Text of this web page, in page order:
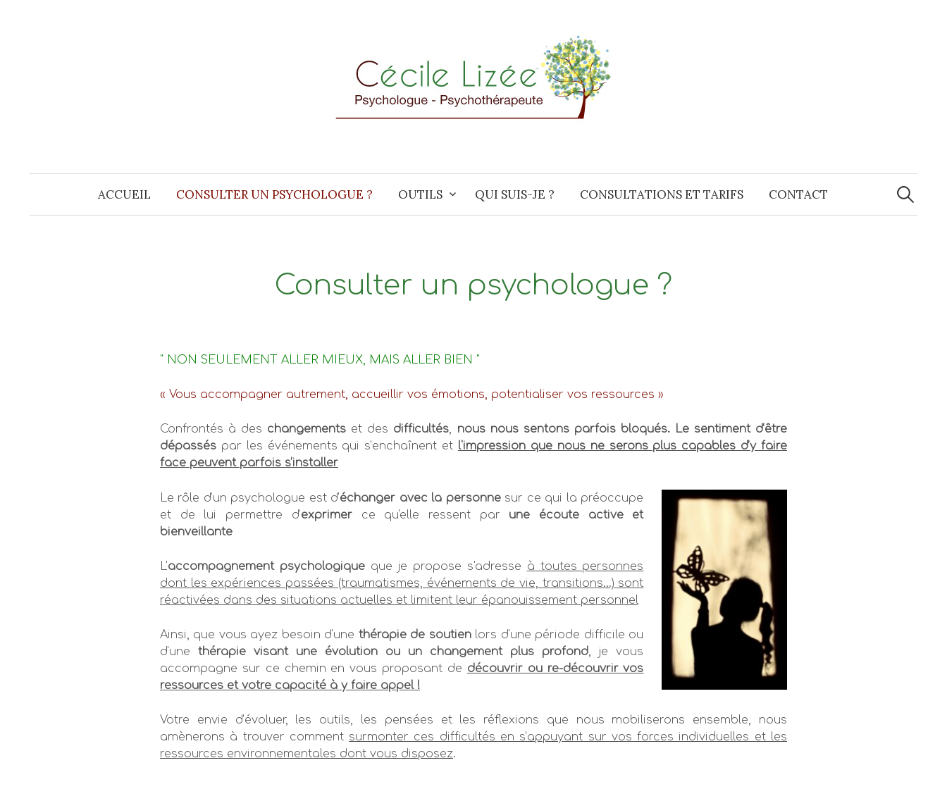
ACCUEIL CONSULTER UN PSYCHOLOGUE ? OUTILS QUI SUIS-JE ? CONSULTATIONS ET TARIFS CONTACT
Consulter un psychologue ?
" NON SEULEMENT ALLER MIEUX, MAIS ALLER BIEN "
« Vous accompagner autrement, accueillir vos émotions, potentialiser vos ressources »
Confrontés à des changements et des difficultés, nous nous sentons parfois bloqués. Le sentiment d’être
dépassés par les événements qui s’enchaînent et l'impression que nous ne serons plus capables d’y faire
face peuvent parfois s’installer
Le rôle d’un psychologue est d'échanger avec la personnesur ce qui la préoccupe
et de lui permettre d’exprimerce qu'elle ressent par une écoute active et
bienveillante
L'accompagnement psychologiqueque je propose s'adresse à toutes personnes
dont les expériences passées (traumatismes, événements de vie, transitions...) sont
réactivées dans des situations actuelles et limitent leur épanouissement personnel
Ainsi, que vous ayez besoin d'une thérapie de soutienlors d'une période difficile ou
d'unethérapie visant une évolution ou un changement plus profond, je vous
accompagne sur ce chemin en vous proposant de découvrir ou re-découvrir vos
ressources et votre capacité à y faire appel !
Votre envie d’évoluer, les outils, les pensées et les réflexions que nous mobiliserons ensemble, nous
amènerons à trouver comment surmonter ces difficultés en s’appuyant sur vos forces individuelles et les
ressources environnementales dont vous disposez.